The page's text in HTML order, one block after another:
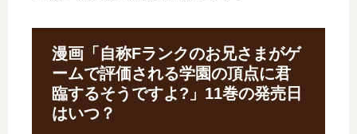
漫画「自称Fランクのお兄さまがゲ
ームで評価される学園の頂点に君
臨するそうですよ?」11巻の発売日
はいつ？